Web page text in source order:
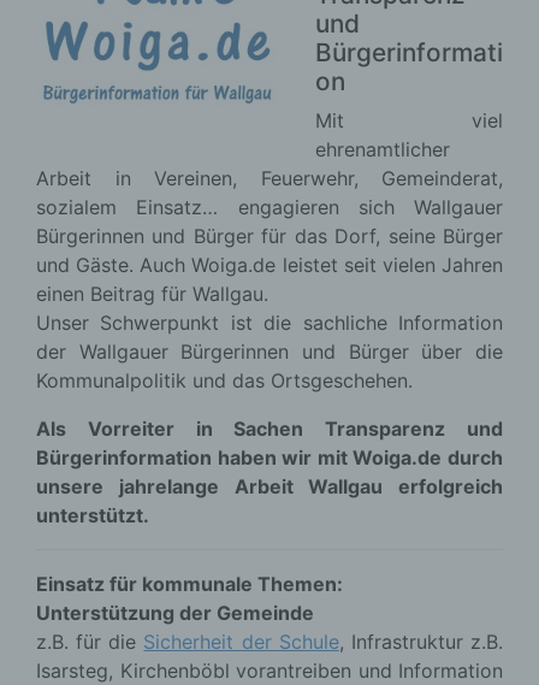
und
Bürgerinformati
on
Mit viel
ehrenamtlicher
Arbeit in Vereinen, Feuerwehr, Gemeinderat,
sozialem Einsatz… engagieren sich Wallgauer
Bürgerinnen und Bürger für das Dorf, seine Bürger
und Gäste. Auch Woiga.de leistet seit vielen Jahren
einen Beitrag für Wallgau.
Unser Schwerpunkt ist die sachliche Information
der Wallgauer Bürgerinnen und Bürger über die
Kommunalpolitik und das Ortsgeschehen.
Als Vorreiter in Sachen Transparenz und
Bürgerinformation haben wir mit Woiga.de durch
unsere jahrelange Arbeit Wallgau erfolgreich
unterstützt.
Einsatz für kommunale Themen:
Unterstützung der Gemeinde
z.B. für die Sicherheit der Schule, Infrastruktur z.B.
Isarsteg, Kirchenböbl vorantreiben und Information